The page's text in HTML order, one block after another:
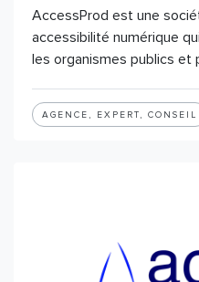
AccessProd est une
accessibilité numérique
les organismes publics et
AGENCE, EXPERT, CONSEIL